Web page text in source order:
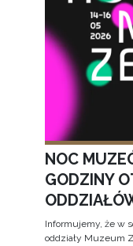
NOC
GODZINY
Informujemy, że w
oddziały Muzeum